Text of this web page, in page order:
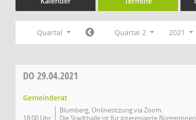
Quartal Quartal 2 2021
DO 29.04.2021
Gemeinderat
18:00 Uhr
Blumberg, Onlinesitzung via Zoom.
Die Stadthalle ist für interessierte